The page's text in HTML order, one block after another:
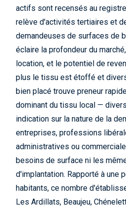
actifs sont recensés au
relève d'activités tertiaires et
demandeuses de surfaces de
éclaire la profondeur du
location, et le potentiel de
plus le tissu est étoffé et
bien placé trouve preneur
dominant du tissu local —
indication sur la nature de la
entreprises, professions
administratives ou
besoins de surface ni les
d'implantation. Rapporté à une
habitants, ce nombre
Les Ardillats, Beaujeu,